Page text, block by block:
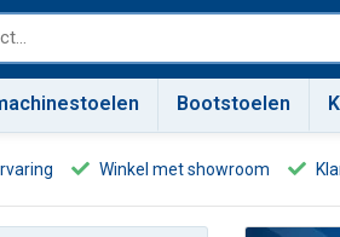
Bootstoelen
Winkel met showroom